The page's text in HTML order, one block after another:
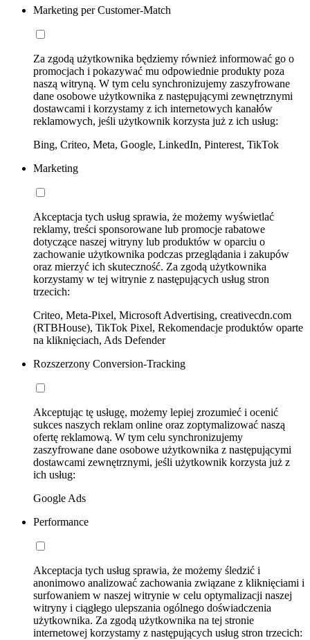
Marketing per Customer-Match
Za zgodą użytkownika będziemy również informować go o
promocjach i pokazywać mu odpowiednie produkty poza
naszą witryną. W tym celu synchronizujemy zaszyfrowane
dane osobowe użytkownika z następującymi zewnętrznymi
dostawcami i korzystamy z ich internetowych kanałów
reklamowych, jeśli użytkownik korzysta już z ich usług:
Bing, Criteo, Meta, Google, LinkedIn, Pinterest, TikTok
Marketing
Akceptacja tych usług sprawia, że możemy wyświetlać
reklamy, treści sponsorowane lub promocje rabatowe
dotyczące naszej witryny lub produktów w oparciu o
zachowanie użytkownika podczas przeglądania i zakupów
oraz mierzyć ich skuteczność. Za zgodą użytkownika
korzystamy w tej witrynie z następujących usług stron
trzecich:
Criteo, Meta-Pixel, Microsoft Advertising, creativecdn.com
(RTBHouse), TikTok Pixel, Rekomendacje produktów oparte
na kliknięciach, Ads Defender
Rozszerzony Conversion-Tracking
Akceptując tę usługę, możemy lepiej zrozumieć i ocenić
sukces naszych reklam online oraz zoptymalizować naszą
ofertę reklamową. W tym celu synchronizujemy
zaszyfrowane dane osobowe użytkownika z następującymi
dostawcami zewnętrznymi, jeśli użytkownik korzysta już z
ich usług:
Google Ads
Performance
Akceptacja tych usług sprawia, że możemy śledzić i
anonimowo analizować zachowania związane z kliknięciami i
surfowaniem w naszej witrynie w celu optymalizacji naszej
witryny i ciągłego ulepszania ogólnego doświadczenia
użytkownika. Za zgodą użytkownika na tej stronie
internetowej korzystamy z następujących usług stron trzecich: